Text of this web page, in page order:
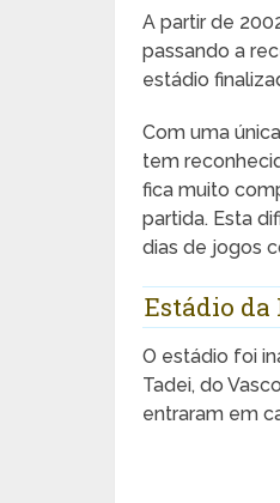
A partir de
passando a
estádio
Com uma
tem
fica muito
partida. Esta
dias de jogos
Estádio
O estádio foi
Tadei, do
entraram em